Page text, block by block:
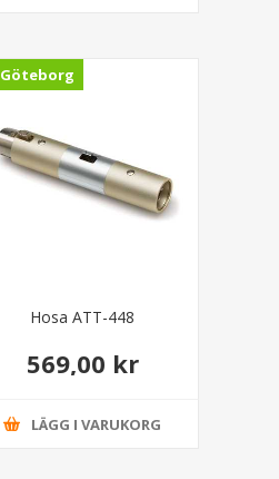
Göteborg
Hosa ATT-448
569,00 kr
LÄGG I VARUKORG